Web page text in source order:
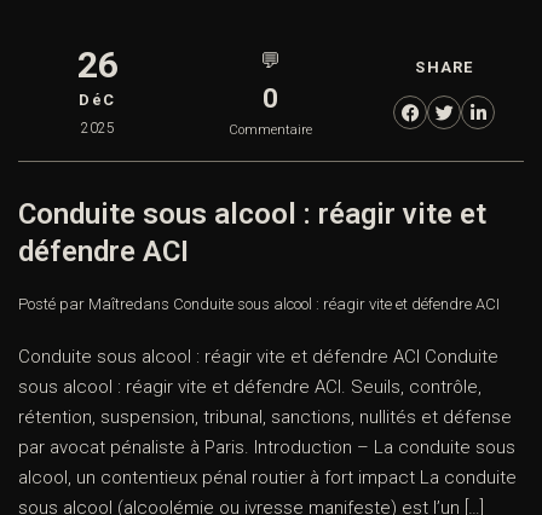
26
DéC
2025
💬
0
Commentaire
SHARE
Conduite sous alcool : réagir vite et
défendre ACI
Posté par Maîtredans Conduite sous alcool : réagir vite et défendre ACI
Conduite sous alcool : réagir vite et défendre ACI Conduite
sous alcool : réagir vite et défendre ACI. Seuils, contrôle,
rétention, suspension, tribunal, sanctions, nullités et défense
par avocat pénaliste à Paris. Introduction – La conduite sous
alcool, un contentieux pénal routier à fort impact La conduite
sous alcool (alcoolémie ou ivresse manifeste) est l’un […]